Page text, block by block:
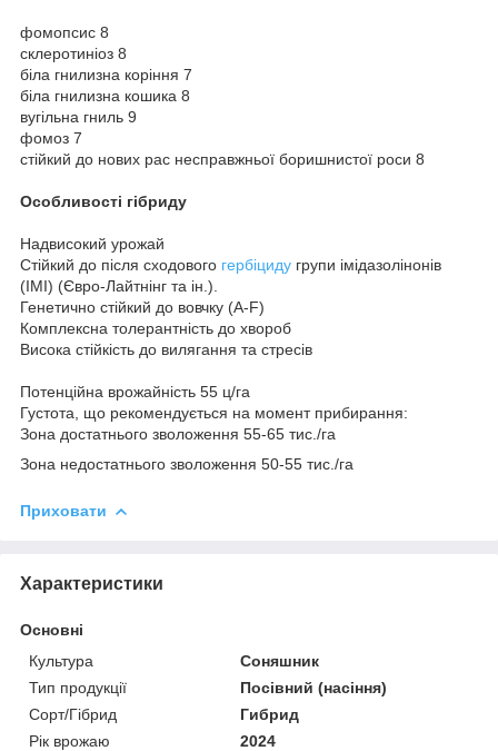
фомопсис 8
склеротиніоз 8
біла гнилизна коріння 7
біла гнилизна кошика 8
вугільна гниль 9
фомоз 7
стійкий до нових рас несправжньої боришнистої роси 8
Особливості гібриду
Надвисокий урожай
Стійкий до після сходового гербіциду групи імідазолінонів
(ІМІ) (Євро-Лайтнінг та ін.).
Генетично стійкий до вовчку (А-F)
Комплексна толерантність до хвороб
Висока стійкість до вилягання та стресів
Потенційна врожайність 55 ц/га
Густота, що рекомендується на момент прибирання:
Зона достатнього зволоження 55-65 тис./га
Зона недостатнього зволоження 50-55 тис./га
Приховати
Характеристики
Основні
Культура
Соняшник
Тип продукції
Посівний (насіння)
Сорт/Гібрид
Гибрид
Рік врожаю
2024